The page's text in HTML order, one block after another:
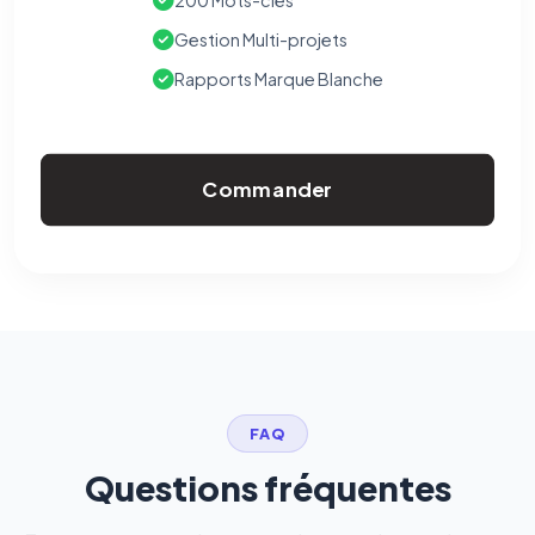
Gestion Multi-projets
Rapports Marque Blanche
Commander
FAQ
Questions fréquentes